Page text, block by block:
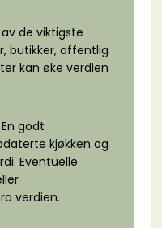
de viktigste
butikker, offentlig
kan øke verdien
En godt
kjøkken og
Eventuelle
verdien.